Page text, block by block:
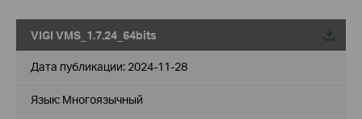
VIGI VMS_1.7.24_64bits
Дата публикации: 2024-11-28
Язык: Многоязычный